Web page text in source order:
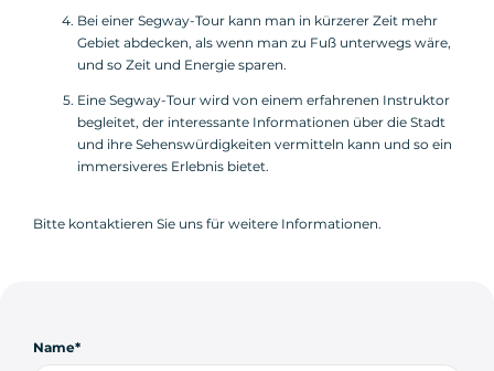
Bei einer Segway-Tour kann man in kürzerer Zeit mehr
Gebiet abdecken, als wenn man zu Fuß unterwegs wäre,
und so Zeit und Energie sparen.
Eine Segway-Tour wird von einem erfahrenen Instruktor
begleitet, der interessante Informationen über die Stadt
und ihre Sehenswürdigkeiten vermitteln kann und so ein
immersiveres Erlebnis bietet.
Bitte kontaktieren Sie uns für weitere Informationen.
Name